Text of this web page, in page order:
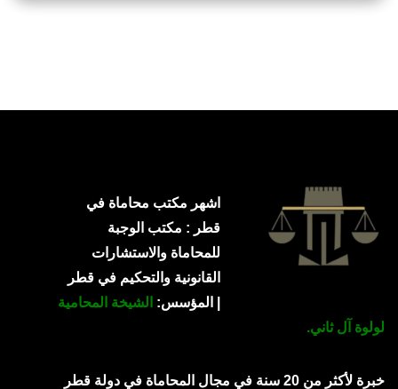
اشهر مكتب محاماة في
قطر : مكتب الوجبة
للمحاماة والاستشارات
القانونية والتحكيم في قطر
| المؤسس: الشيخة المحامية
لولوة آل ثاني.
خبرة لأكثر من 20 سنة في مجال المحاماة في دولة قطر